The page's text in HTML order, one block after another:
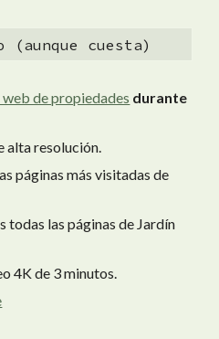
(aunque cuesta)
web de propiedades durante
alta resolución.
páginas más visitadas de
todas las páginas de Jardín
4K de 3 minutos.